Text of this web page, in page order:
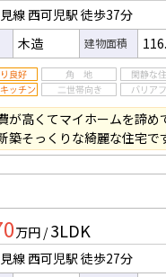
線 西可児駅 徒歩37分
木造 建物面積
が高くてマイホームを諦
築そっくりな綺麗な住宅
万円 / 3LDK
線 西可児駅 徒歩27分